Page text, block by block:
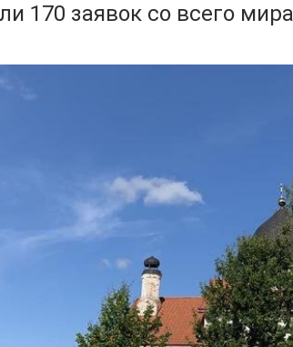
170 заявок со всего мира